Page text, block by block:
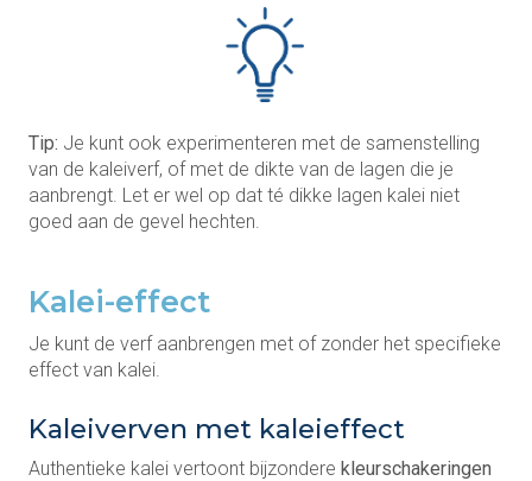
Tip: Je kunt ook experimenteren met de samenstelling
van de kaleiverf, of met de dikte van de lagen die je
aanbrengt. Let er wel op dat té dikke lagen kalei niet
goed aan de gevel hechten.
Kalei-effect
Je kunt de verf aanbrengen met of zonder het specifieke
effect van kalei.
Kaleiverven met kaleieffect
Authentieke kalei vertoont bijzondere kleurschakeringen